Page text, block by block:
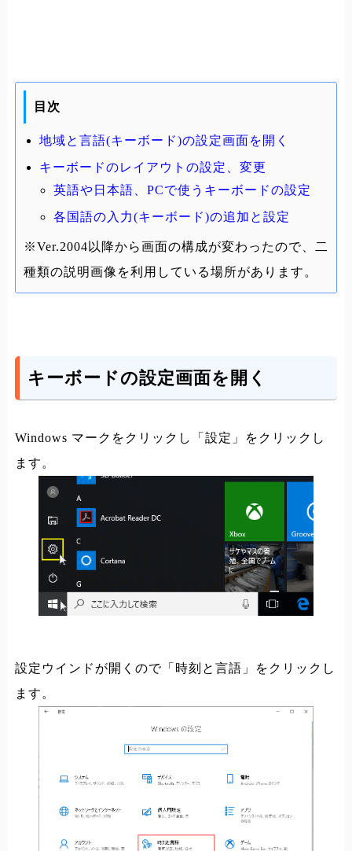
目次
地域と言語(キーボード)の設定画面を開く
キーボードのレイアウトの設定、変更
英語や日本語、PCで使うキーボードの設定
各国語の入力(キーボード)の追加と設定
※Ver.2004以降から画面の構成が変わったので、二
種類の説明画像を利用している場所があります。
キーボードの設定画面を開く
Windows マークをクリックし「設定」をクリックし
ます。
設定ウインドが開くので「時刻と言語」をクリックし
ます。